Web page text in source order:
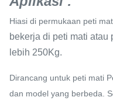
Hiasi di permukaan peti
bekerja di peti mati atau
lebih 250Kg.
Dirancang untuk peti mati
dan model yang berbeda.